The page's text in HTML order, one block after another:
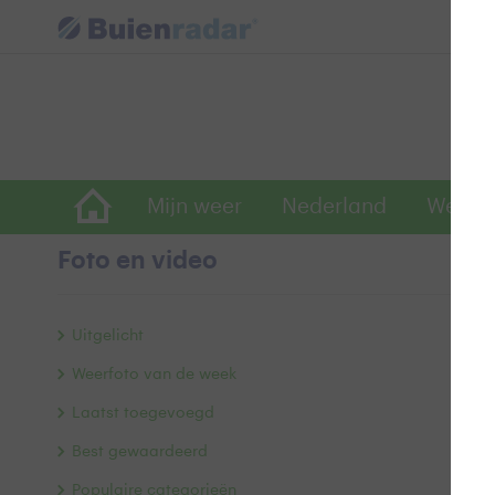
Mijn weer Nederland
Foto en video
Uitgelicht
Weerfoto van de week
Laatst toegevoegd
Best gewaardeerd
Populaire categorieën